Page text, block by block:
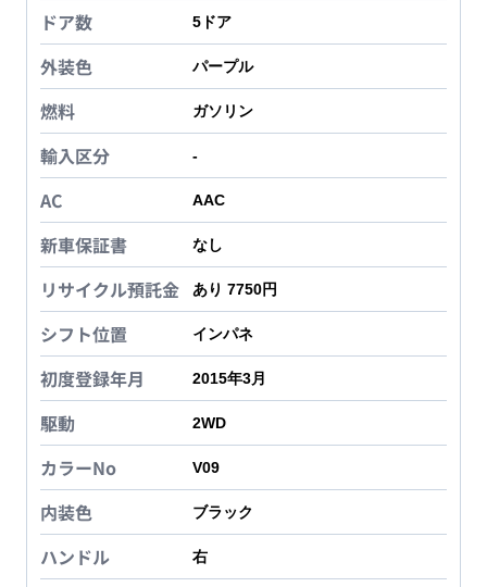
ドア数 5 ドア
外装色 パープル
燃料 ガソリン
輸入区分 -
AC AAC
新車保証書 なし
リサイクル預託金 あり 7750円
シフト位置 インパネ
初度登録年月 2015年3月
駆動 2WD
カラーNo V09
内装色 ブラック
ハンドル 右